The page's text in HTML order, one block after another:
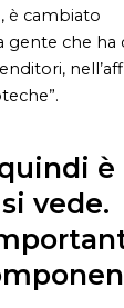
è cambiato
gente che ha
è
vede.